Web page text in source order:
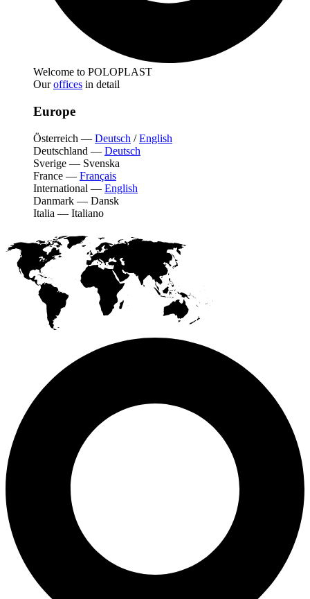
Welcome to POLOPLAST
Ouroffices in detail
Europe
Österreich — Deutsch /English
Deutschland — Deutsch
Sverige — Svenska
France — Français
International — English
Danmark — Dansk
Italia — Italiano